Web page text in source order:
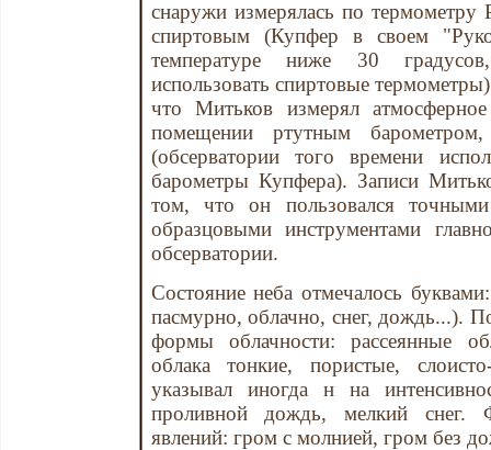
снаружи измерялась по
спиртовым (Купфер в своем
температуре ниже 30
использовать спиртовые
что Митьков измерял
помещении ртутным
(обсерватории того времени
барометры Купфера). Записи
том, что он пользовался
образцовыми инструментами
обсерватории.
Состояние неба отмечалось
пасмурно, облачно, снег, дождь...).
формы облачности: рассеянные
облака тонкие, пористые,
указывал иногда н на
проливной дождь, мелкий снег.
явлений: гром с молнией, гром без